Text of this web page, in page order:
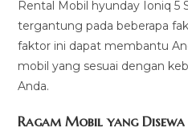
Rental Mobil hyunday Ioniq 5
tergantung pada beberapa
faktor ini dapat membantu
mobil yang sesuai dengan
Anda.
Ragam Mobil yang Disewa